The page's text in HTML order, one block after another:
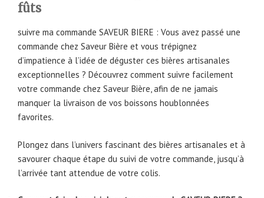
fûts
suivre ma commande SAVEUR BIERE : Vous avez passé une
commande chez Saveur Bière et vous trépignez
d’impatience à l’idée de déguster ces bières artisanales
exceptionnelles ? Découvrez comment suivre facilement
votre commande chez Saveur Bière, afin de ne jamais
manquer la livraison de vos boissons houblonnées
favorites.
Plongez dans l’univers fascinant des bières artisanales et à
savourer chaque étape du suivi de votre commande, jusqu’à
l’arrivée tant attendue de votre colis.